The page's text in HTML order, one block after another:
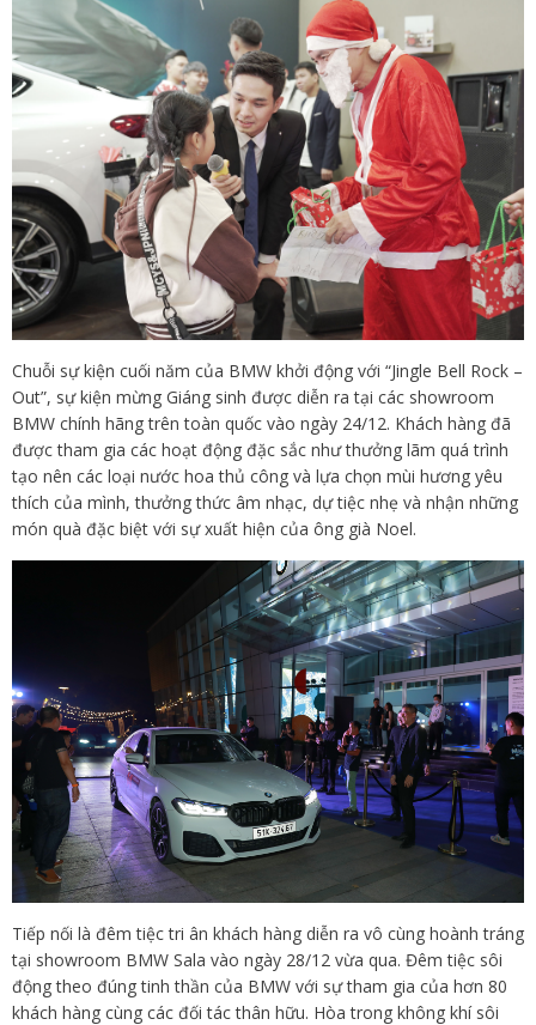
Chuỗi sự kiện cuối năm của BMW khởi động với “Jingle Bell Rock –
Out”, sự kiện mừng Giáng sinh được diễn ra tại các showroom
BMW chính hãng trên toàn quốc vào ngày 24/12. Khách hàng đã
được tham gia các hoạt động đặc sắc như thưởng lãm quá trình
tạo nên các loại nước hoa thủ công và lựa chọn mùi hương yêu
thích của mình, thưởng thức âm nhạc, dự tiệc nhẹ và nhận những
món quà đặc biệt với sự xuất hiện của ông già Noel.
Tiếp nối là đêm tiệc tri ân khách hàng diễn ra vô cùng hoành tráng
tại showroom BMW Sala vào ngày 28/12 vừa qua. Đêm tiệc sôi
động theo đúng tinh thần của BMW với sự tham gia của hơn 80
khách hàng cùng các đối tác thân hữu. Hòa trong không khí sôi